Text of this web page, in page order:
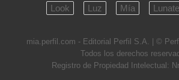
Look
Luz Mía
mia.perfil.com - Editorial Perfil S.A. | ©
Todos los derechos
Registro de Propiedad Intelectual: